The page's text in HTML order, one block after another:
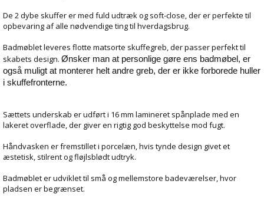
De 2 dybe skuffer er med fuld udtræk og soft-close, der er perfekte til
opbevaring af alle nødvendige ting til hverdagsbrug.
Badmøblet leveres flotte matsorte skuffegreb, der passer perfekt til
skabets design. Ønsker man at personlige gøre ens badmøbel, er
også muligt at monterer helt andre greb, der er ikke forborede huller
i skuffefronterne.
Sættets underskab er udført i 16 mm lamineret spånplade med en
lakeret overflade, der giver en rigtig god beskyttelse mod fugt.
Håndvasken er fremstillet i porcelæn, hvis tynde design givet et
æstetisk, stilrent og fløjlsblødt udtryk.
Badmøblet er udviklet til små og mellemstore badeværelser, hvor
pladsen er begrænset.